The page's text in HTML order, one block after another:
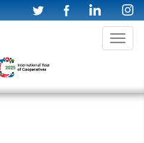
Toggle